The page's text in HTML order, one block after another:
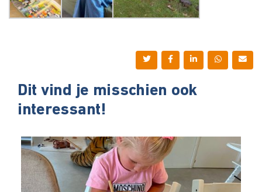
Dit vind je misschien ook
interessant!